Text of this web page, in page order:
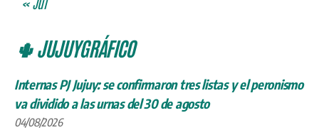
🌵 JUJUYGRÁFICO
Internas PJ Jujuy: se confirmaron tres listas y el peronismo
va dividido a las urnas del 30 de agosto
04/08/2026